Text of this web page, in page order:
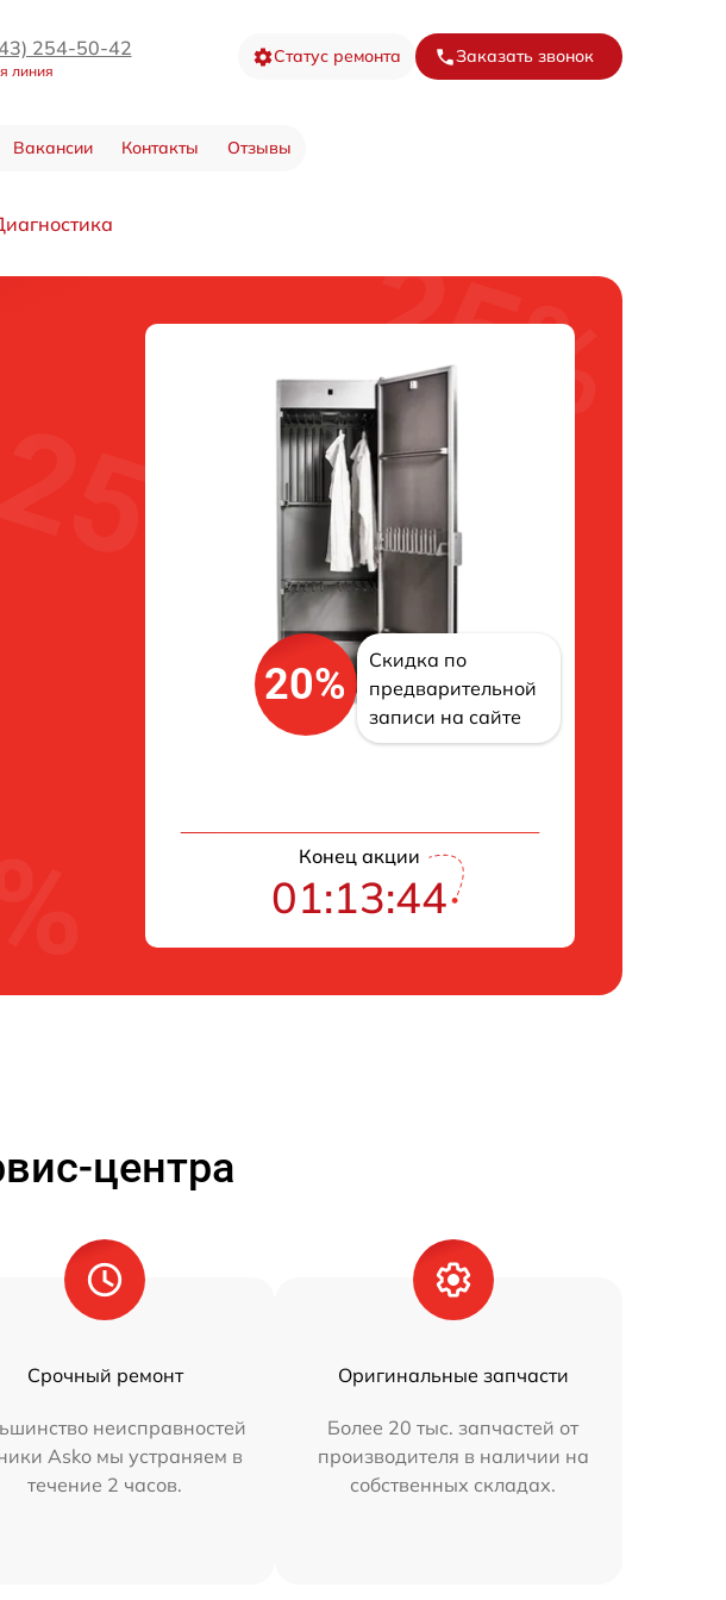
254-50-42
линия
Статус ремонта Заказать звонок
Вакансии Контакты Отзывы
20%
Скидка по
предварительной
записи на сайте
Конец акции
01:13:43
центра
Срочный ремонт
неисправностей
Asko мы устраняем в
течение 2 часов.
Оригинальные запчасти
Более 20 тыс. запчастей от
производителя в наличии на
собственных складах.